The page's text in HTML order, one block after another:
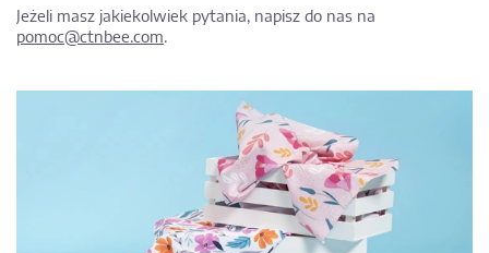
Jeżeli masz jakiekolwiek pytania, napisz do nas na
pomoc@ctnbee.com.